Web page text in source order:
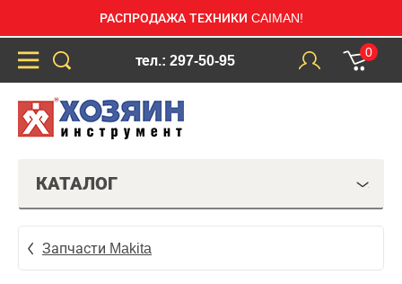
РАСПРОДАЖА ТЕХНИКИ CAIMAN!
тел.: 297-50-95
0
КАТАЛОГ
Запчасти Makita